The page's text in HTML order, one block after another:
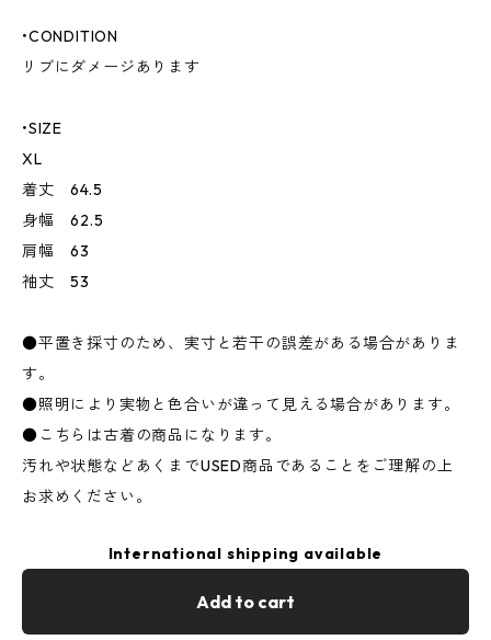
•CONDITION
リブにダメージあります
•SIZE
XL
着丈 64.5
身幅 62.5
肩幅 63
袖丈 53
●平置き採寸のため、実寸と若干の誤差がある場合がありま
す。
●照明により実物と色合いが違って見える場合があります。
●こちらは古着の商品になります。
汚れや状態などあくまでUSED商品であることをご理解の上
お求めください。
International shipping available
Add to cart